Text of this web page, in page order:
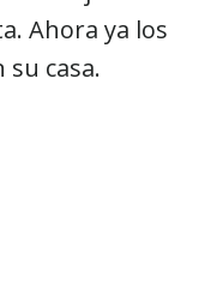
Ahora ya los
casa.